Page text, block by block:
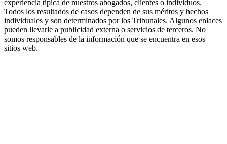
experiencia típica de nuestros abogados, clientes o individuos.
Todos los resultados de casos dependen de sus méritos y hechos
individuales y son determinados por los Tribunales. Algunos enlaces
pueden llevarle a publicidad externa o servicios de terceros. No
somos responsables de la información que se encuentra en esos
sitios web.